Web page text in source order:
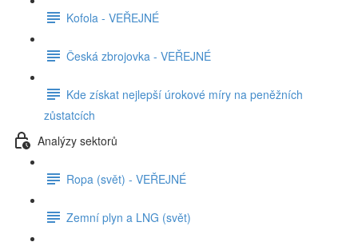
Kofola - VEŘEJNÉ
Česká zbrojovka - VEŘEJNÉ
Kde získat nejlepší úrokové míry na peněžních
zůstatcích
Analýzy sektorů
Ropa (svět) - VEŘEJNÉ
Zemní plyn a LNG (svět)